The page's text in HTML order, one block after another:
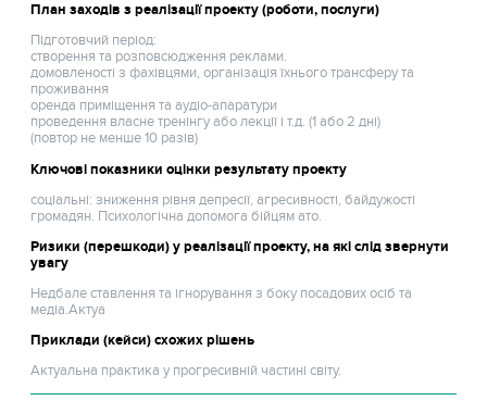
План заходів з реалізації проекту (роботи, послуги)
Підготовчий період:
створення та розповсюдження реклами.
домовленості з фахівцями, організація їхнього трансферу та
проживання
оренда приміщення та аудіо-апаратури
проведення власне тренінгу або лекції і т.д. (1 або 2 дні)
(повтор не менше 10 разів)
Ключові показники оцінки результату проекту
соціальні: зниження рівня депресії, агресивності, байдужості
громадян. Психологічна допомога бійцям ато.
Ризики (перешкоди) у реалізації проекту, на які слід звернути
увагу
Недбале ставлення та ігнорування з боку посадових осіб та
медіа.Актуа
Приклади (кейси) схожих рішень
Актуальна практика у прогресивній частині світу.